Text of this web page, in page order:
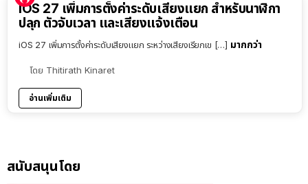
iOS 27 เพิ่มการตั้งค่าระดับเสียงแยก สำหรับนาฬิกา
ปลุก ตัวจับเวลา และเสียงแจ้งเตือน
iOS 27 เพิ่มการตั้งค่าระดับเสียงแยก ระหว่างเสียงเรียกเข […] มากกว่า
โดย Thitirath Kinaret
อ่านเพิ่มเติม
สนับสนุนโดย